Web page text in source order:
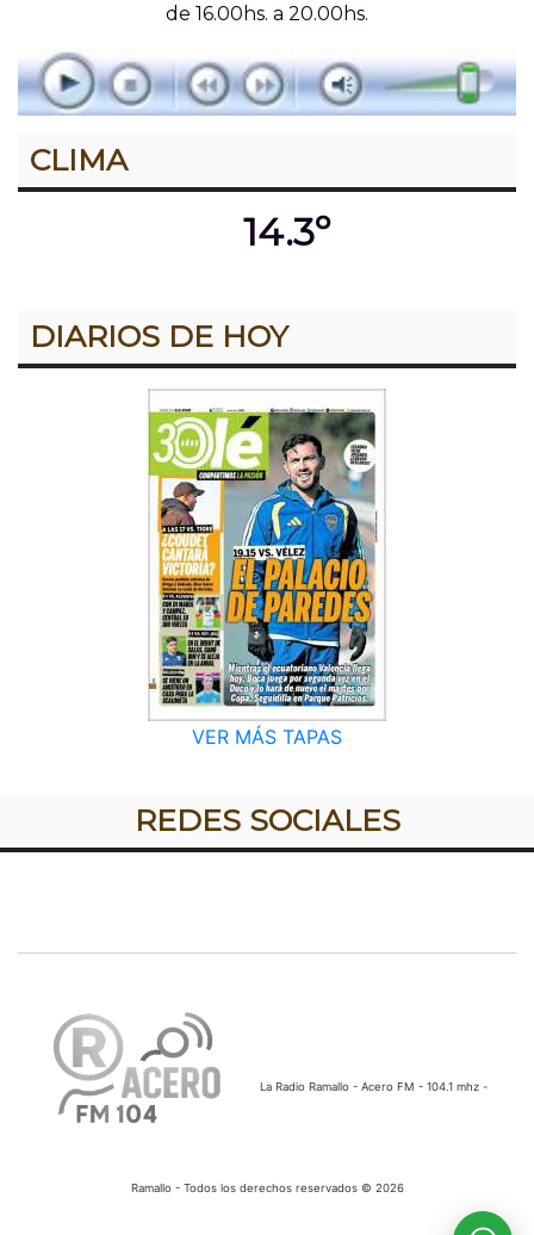
de 16.00hs. a 20.00hs.
CLIMA
14.3º
DIARIOS DE HOY
VER MÁS TAPAS
REDES SOCIALES
La Radio Ramallo - Acero FM - 104.1 mhz -
Ramallo - Todos los derechos reservados © 2026